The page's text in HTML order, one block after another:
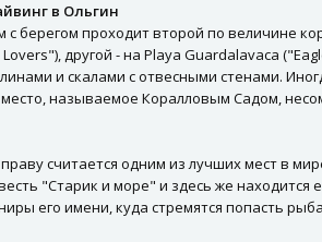
в Ольгин
с берегом проходит второй по величине
Lovers"), другой - на Playa Guardalavaca
и скалами с отвесными стенами.
называемое Коралловым Садом,
считается одним из лучших мест в
"Старик и море" и здесь же находится
его имени, куда стремятся попасть